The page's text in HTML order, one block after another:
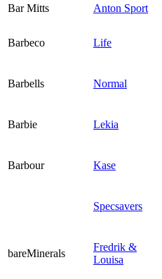
Bar Mitts
Anton Sport
Barbeco Life
Barbells Normal
Barbie Lekia
Barbour Kase
Specsavers
bareMinerals
Fredrik &
Louisa